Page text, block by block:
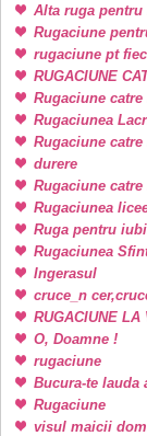
Alta ruga
Rugaciune
rugaciune pt
RUGACIUNE
Rugaciune
Rugaciunea
Rugaciune
durere
Rugaciune
Rugaciunea
Ruga pentru
Rugaciunea
Ingerasul
cruce_n
RUGACIUNE LA
O, Doamne !
rugaciune
Bucura-te lauda
Rugaciune
visul maicii